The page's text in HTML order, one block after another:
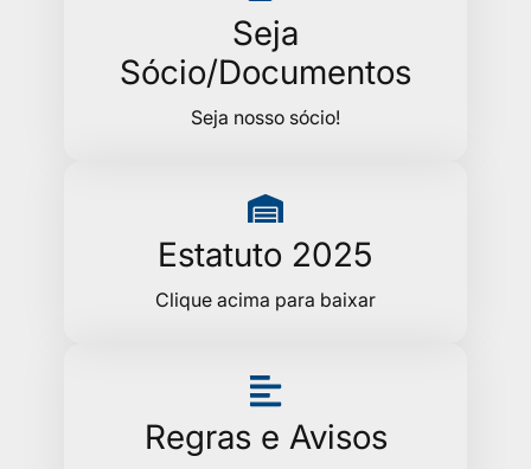
Seja
Sócio/Documentos
Seja nosso sócio!
Estatuto 2025
Clique acima para baixar
Regras e Avisos